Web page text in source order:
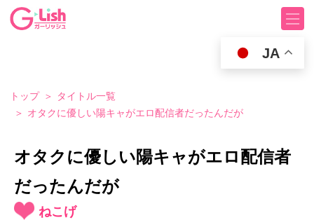
JA
トップ
タイトル一覧
オタクに優しい陽キャがエロ配信者だったんだが
オタクに優しい陽キャがエロ配信者
だったんだが
ねこげ